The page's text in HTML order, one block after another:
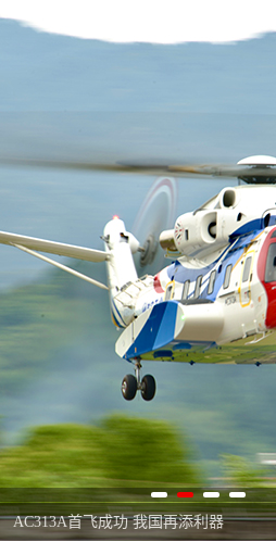
“武德”快速精进！反舰导弹迈入新阶段